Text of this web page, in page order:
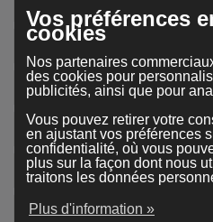
Modifier le bon
Filtres
Filtres
Champs
Vos préférences
cookies
Nos partenaires
des cookies pour
publicités, ainsi que pour
Vous pouvez retirer votre
en ajustant vos préférences
confidentialité, où vous
plus sur la façon dont nous
traitons les données
Plus d'information »